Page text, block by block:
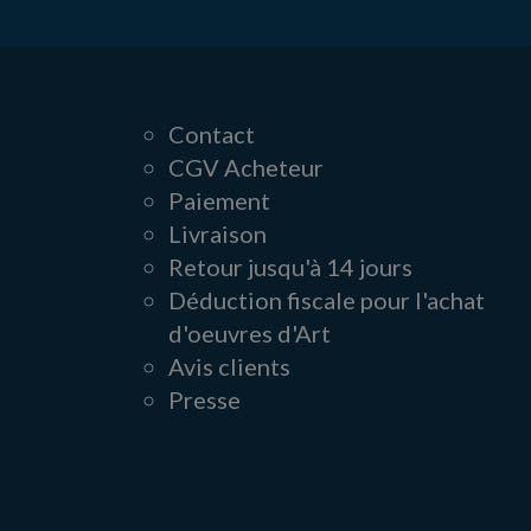
Contact
CGV Acheteur
Paiement
Livraison
Retour jusqu'à 14 jours
Déduction fiscale pour l'achat
d'oeuvres d'Art
Avis clients
Presse